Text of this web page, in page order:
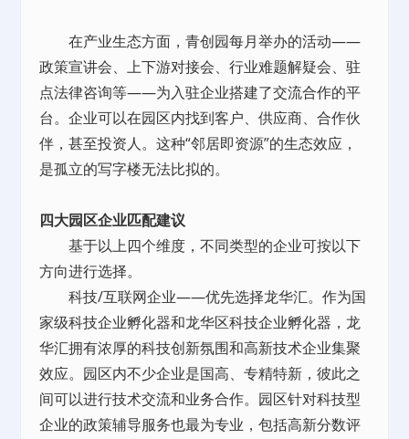
在产业生态方面，青创园每月举办的活动——
政策宣讲会、上下游对接会、行业难题解疑会、驻
点法律咨询等——为入驻企业搭建了交流合作的平
台。企业可以在园区内找到客户、供应商、合作伙
伴，甚至投资人。这种“邻居即资源”的生态效应，
是孤立的写字楼无法比拟的。
四大园区企业匹配建议
基于以上四个维度，不同类型的企业可按以下
方向进行选择。
科技/互联网企业——优先选择龙华汇。作为国
家级科技企业孵化器和龙华区科技企业孵化器，龙
华汇拥有浓厚的科技创新氛围和高新技术企业集聚
效应。园区内不少企业是国高、专精特新，彼此之
间可以进行技术交流和业务合作。园区针对科技型
企业的政策辅导服务也最为专业，包括高新分数评